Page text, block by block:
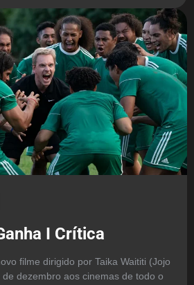
I Crítica
filme dirigido por Taika Waititi (Jojo
dezembro aos cinemas de todo o